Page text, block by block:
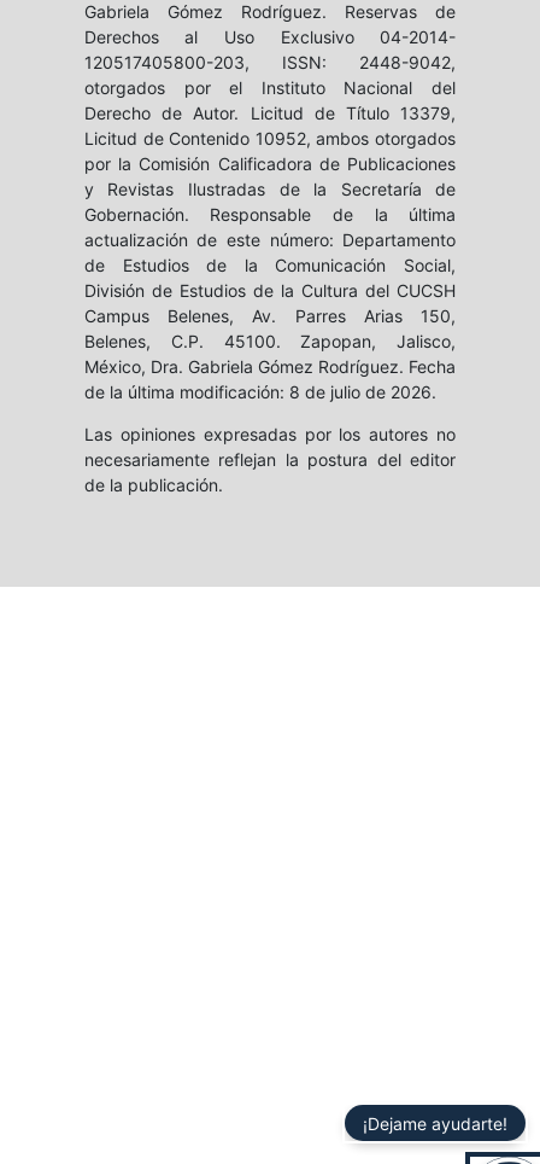
Gabriela Gómez Rodríguez. Reservas de
Derechos al Uso Exclusivo 04-2014-
120517405800-203, ISSN: 2448-9042,
otorgados por el Instituto Nacional del
Derecho de Autor. Licitud de Título 13379,
Licitud de Contenido 10952, ambos otorgados
por la Comisión Calificadora de Publicaciones
y Revistas Ilustradas de la Secretaría de
Gobernación. Responsable de la última
actualización de este número: Departamento
de Estudios de la Comunicación Social,
División de Estudios de la Cultura del CUCSH
Campus Belenes, Av. Parres Arias 150,
Belenes, C.P. 45100. Zapopan, Jalisco,
México, Dra. Gabriela Gómez Rodríguez. Fecha
de la última modificación: 8 de julio de 2026.
Las opiniones expresadas por los autores no
necesariamente reflejan la postura del editor
de la publicación.
¡Dejame ayudarte!